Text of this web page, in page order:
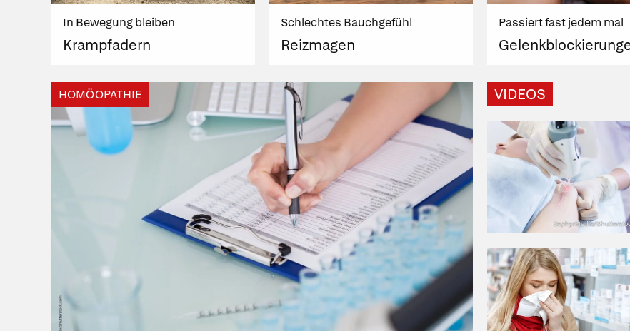
In Bewegung bleiben
Krampfadern
Schlechtes Bauchgefühl
Reizmagen
Passiert fast jedem mal
HOMÖOPATHIE VIDEOS
ZephyrMedia/